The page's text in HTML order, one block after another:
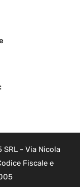
SRL - Via Nicola
Fiscale e